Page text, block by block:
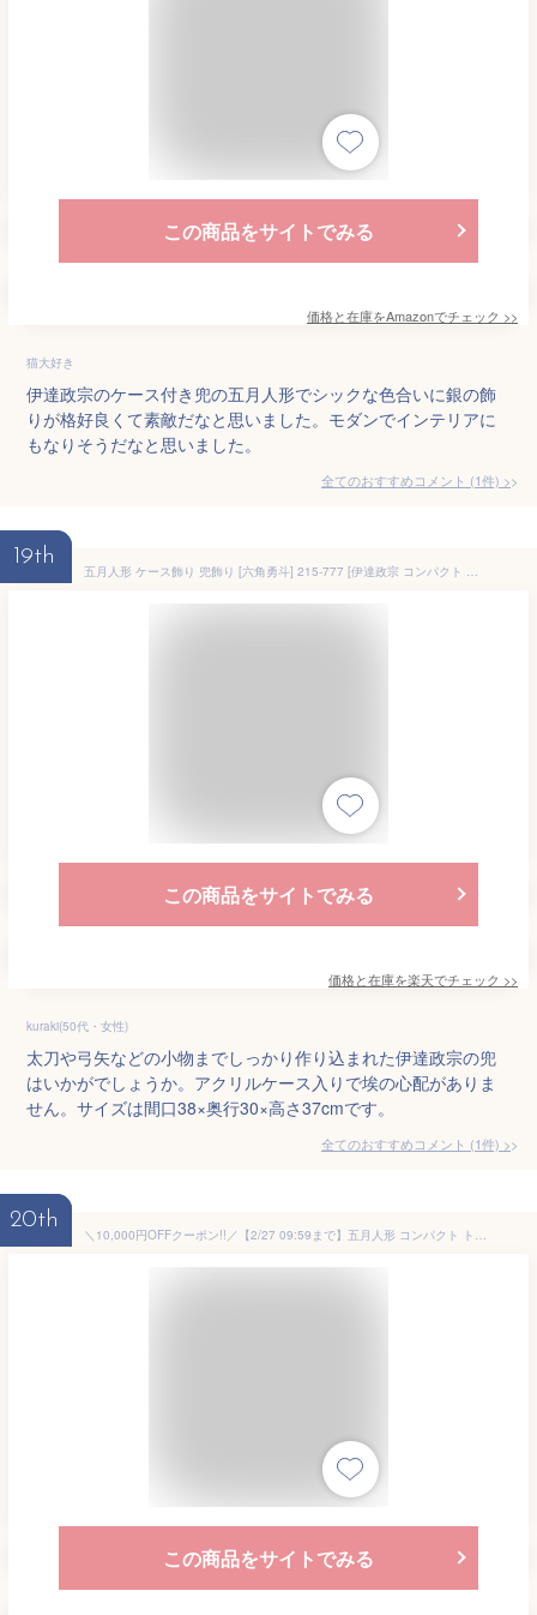
この商品をサイトでみる
価格と在庫をAmazonでチェック >>
猫大好き
伊達政宗のケース付き兜の五月人形でシックな色合いに銀の飾
りが格好良くて素敵だなと思いました。モダンでインテリアに
もなりそうだなと思いました。
全てのおすすめコメント (1件) >
19th
五月人形 ケース飾り 兜飾り [六角勇斗] 215-777 [伊達政宗 コンパクト 戦国 武将 アクリル ケース入り]
この商品をサイトでみる
価格と在庫を楽天でチェック >>
kuraki(50代・女性)
太刀や弓矢などの小物までしっかり作り込まれた伊達政宗の兜
はいかがでしょうか。アクリルケース入りで埃の心配がありま
せん。サイズは間口38×奥行30×高さ37cmです。
全てのおすすめコメント (1件) >
20th
＼10,000円OFFクーポン!!／【2/27 09:59まで】五月人形 コンパクト ト 兜 兜飾り おしゃれ モダン 5月人形 鎧飾り 選べる五種類 こどもの日 インテリア 男の子 初節句 人気 上杉謙信/伊達政宗/徳川家康/戦国武将
この商品をサイトでみる